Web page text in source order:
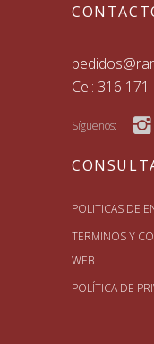
Cel: 316
Síguenos:
POLITICAS DE
TERMINOS Y
WEB
POLÍTICA DE